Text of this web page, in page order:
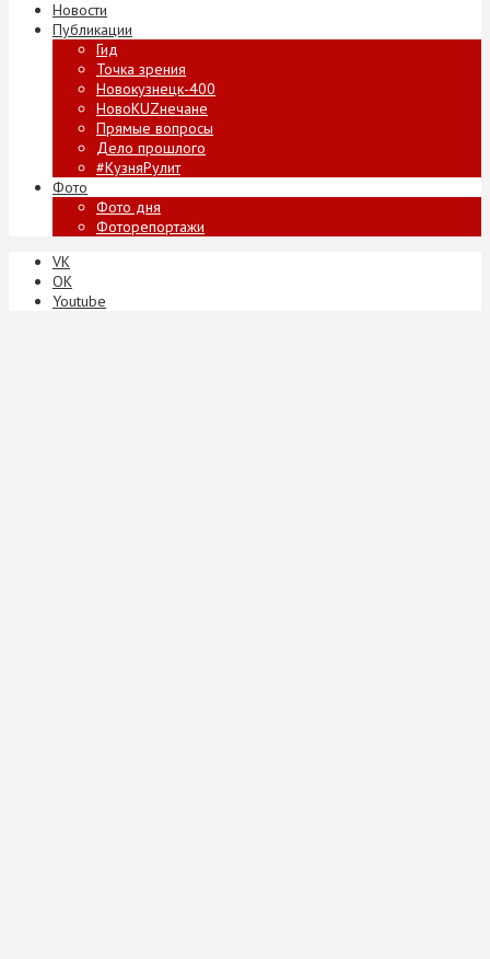
Новости
Публикации
Гид
Точка зрения
Новокузнецк-400
НовоKUZнечане
Прямые вопросы
Дело прошлого
#КузняРулит
Фото
Фото дня
Фоторепортажи
VK
ОК
Youtube